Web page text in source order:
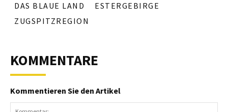
DAS BLAUE LAND
ESTERGEBIRGE
ZUGSPITZREGION
KOMMENTARE
Kommentieren Sie den Artikel